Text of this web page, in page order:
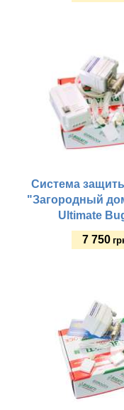
Система
"Загородный
Ultimate
7 750